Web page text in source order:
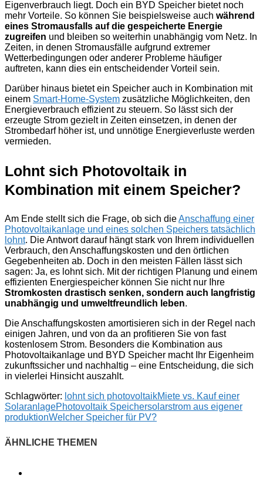
Eigenverbrauch liegt. Doch ein BYD Speicher bietet noch
mehr Vorteile. So können Sie beispielsweise auch während
eines Stromausfalls auf die gespeicherte Energie
zugreifen und bleiben so weiterhin unabhängig vom Netz. In
Zeiten, in denen Stromausfälle aufgrund extremer
Wetterbedingungen oder anderer Probleme häufiger
auftreten, kann dies ein entscheidender Vorteil sein.
Darüber hinaus bietet ein Speicher auch in Kombination mit
einem Smart-Home-System zusätzliche Möglichkeiten, den
Energieverbrauch effizient zu steuern. So lässt sich der
erzeugte Strom gezielt in Zeiten einsetzen, in denen der
Strombedarf höher ist, und unnötige Energieverluste werden
vermieden.
Lohnt sich Photovoltaik in
Kombination mit einem Speicher?
Am Ende stellt sich die Frage, ob sich dieAnschaffung einer
Photovoltaikanlage und eines solchen Speichers tatsächlich
lohnt. Die Antwort darauf hängt stark von Ihrem individuellen
Verbrauch, den Anschaffungskosten und den örtlichen
Gegebenheiten ab. Doch in den meisten Fällen lässt sich
sagen: Ja, es lohnt sich. Mit der richtigen Planung und einem
effizienten Energiespeicher können Sie nicht nur Ihre
Stromkosten drastisch senken, sondern auch langfristig
unabhängig und umweltfreundlich leben.
Die Anschaffungskosten amortisieren sich in der Regel nach
einigen Jahren, und von da an profitieren Sie von fast
kostenlosem Strom. Besonders die Kombination aus
Photovoltaikanlage und BYD Speicher macht Ihr Eigenheim
zukunftssicher und nachhaltig – eine Entscheidung, die sich
in vielerlei Hinsicht auszahlt.
Schlagwörter: lohnt sich photovoltaikMiete vs. Kauf einer
SolaranlagePhotovoltaik Speichersolarstrom aus eigener
produktionWelcher Speicher für PV?